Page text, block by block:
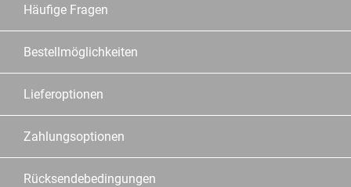
Häufige Fragen
Bestellmöglichkeiten
Lieferoptionen
Zahlungsoptionen
Rücksendebedingungen